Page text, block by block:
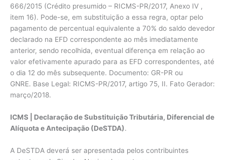
666/2015 (Crédito presumido – RICMS-PR/2017, Anexo IV ,
item 16). Pode-se, em substituição a essa regra, optar pelo
pagamento de percentual equivalente a 70% do saldo devedor
declarado na EFD correspondente ao mês imediatamente
anterior, sendo recolhida, eventual diferença em relação ao
valor efetivamente apurado para as EFD correspondentes, até
o dia 12 do mês subsequente. Documento: GR-PR ou
GNRE. Base Legal: RICMS-PR/2017, artigo 75, II. Fato Gerador:
março/2018.
ICMS | Declaração de Substituição Tributária, Diferencial de
Alíquota e Antecipação (DeSTDA).
A DeSTDA deverá ser apresentada pelos contribuintes